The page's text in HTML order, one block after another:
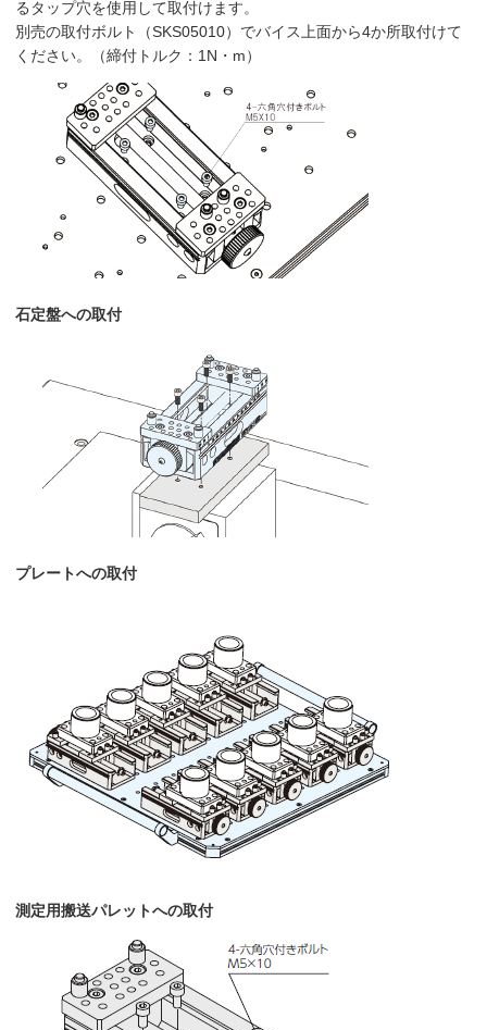
るタップ穴を使用して取付けます。
別売の取付ボルト（SKS05010）でバイス上面から4か所取付けて
ください。（締付トルク：1N・m）
石定盤への取付
プレートへの取付
測定用搬送パレットへの取付